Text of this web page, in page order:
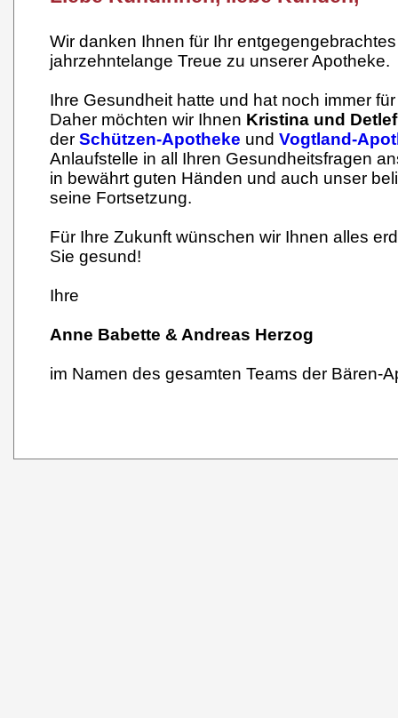
Wir danken Ihnen für Ihr
jahrzehntelange Treue zu unserer Apotheke.
Ihre Gesundheit hatte und hat noch immer
Daher möchten wir Ihnen Kristina und
der Schützen-Apotheke und Vogtland-
Anlaufstelle in all Ihren Gesundheitsfragen
in bewährt guten Händen und auch unser
seine Fortsetzung.
Für Ihre Zukunft wünschen wir Ihnen alles
Sie gesund!
Ihre
Anne Babette & Andreas Herzog
im Namen des gesamten Teams der Bären-